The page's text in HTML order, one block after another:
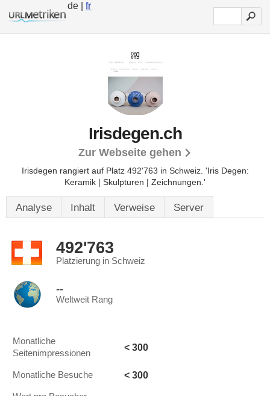
de |fr
Irisdegen.ch
Zur Webseite gehen
Irisdegen rangiert auf Platz 492'763 in Schweiz. 'Iris Degen:
Keramik | Skulpturen | Zeichnungen.'
Analyse Inhalt Verweise Server
492'763
Platzierung in Schweiz
--
Weltweit Rang
Monatliche
Seitenimpressionen
< 300
Monatliche Besuche < 300